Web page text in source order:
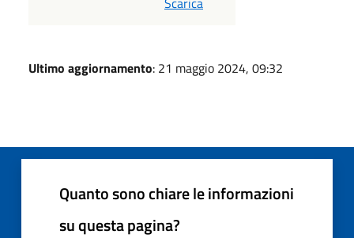
Ultimo aggiornamento: 21 maggio 2024, 09:32
Quanto sono chiare le informazioni
su questa pagina?